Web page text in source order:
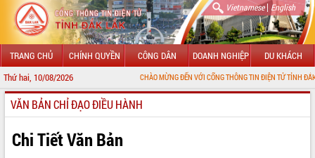
Vietnamese| English
TRANG CHỦ CHÍNH QUYỀN CÔNG DÂN DOANH NGHIỆP DU KHÁCH
Thứ hai, 10/08/2026 CHÀO MỪNG ĐẾN VỚI CỔNG THÔNG TIN ĐIỆN TỬ TỈNH ĐẮK LẮK
GIỚI THIỆU
LÃNH ĐẠO UBND TỈNH
VĂN BẢN CHỈ ĐẠO ĐIỀU HÀNH
Chi Tiết Văn Bản